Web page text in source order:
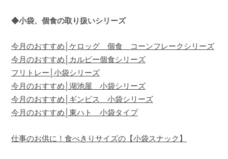
◆小袋、個食の取り扱いシリーズ
今月のおすすめ│ケロッグ 個食 コーンフレークシリーズ
今月のおすすめ│カルビー個食シリーズ
フリトレー│小袋シリーズ
今月のおすすめ│湖池屋 小袋シリーズ
今月のおすすめ│ギンビス 小袋シリーズ
今月のおすすめ│東ハト 小袋タイプ
仕事のお供に！食べきりサイズの【小袋スナック】